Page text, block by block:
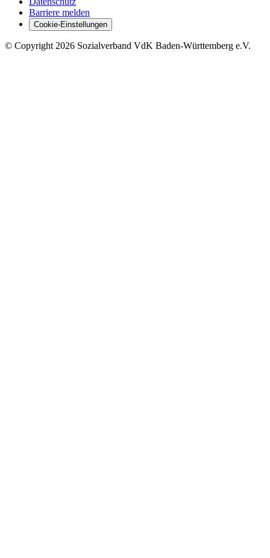
Barriere melden
Cookie-Einstellungen
© Copyright 2026 Sozialverband VdK Baden-Württemberg e.V.